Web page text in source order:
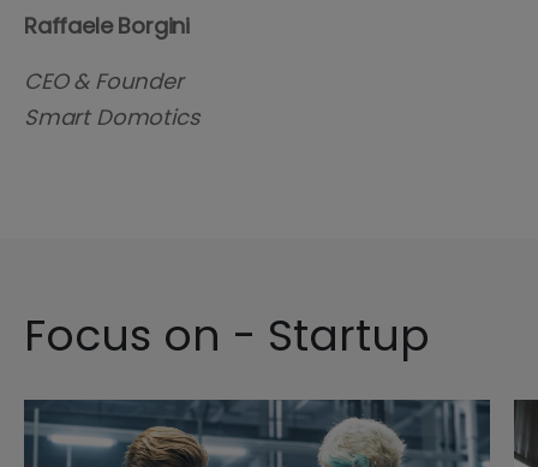
Raffaele Borgini
CEO & Founder
Smart Domotics
Focus on - Startup